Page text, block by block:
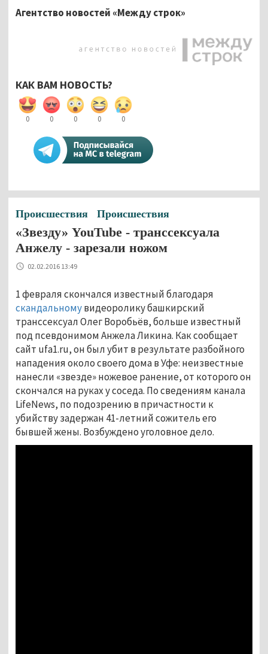
Агентство новостей «Между строк»
КАК ВАМ НОВОСТЬ?
0 0 0 0 0
Происшествия Происшествия
«Звезду» YouTube - транссексуала
Анжелу - зарезали ножом
02.02.2016 13:49
1 февраля скончался известный благодаря
скандальномувидеоролику башкирский
транссексуал Олег Воробьёв, больше известный
под псевдонимом Анжела Ликина. Как сообщает
сайт ufa1.ru, он был убит в результате разбойного
нападения около своего дома в Уфе: неизвестные
нанесли «звезде» ножевое ранение, от которого он
скончался на руках у соседа. По сведениям канала
LifeNews, по подозрению в причастности к
убийству задержан 41-летний сожитель его
бывшей жены. Возбуждено уголовное дело.